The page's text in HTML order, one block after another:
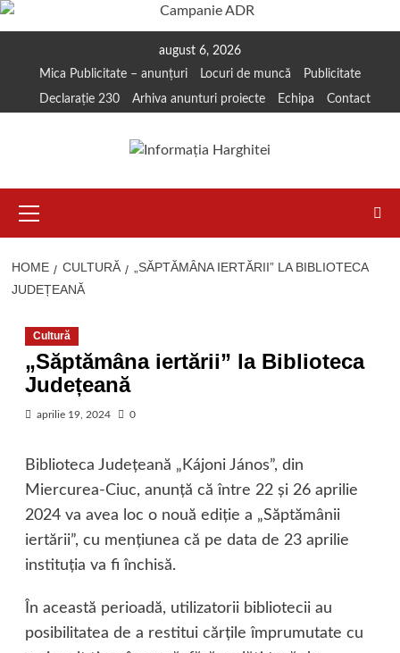
august 6, 2026
Mica Publicitate – anunțuri
Locuri de muncă
Publicitate
Declarație 230
Arhiva anunturi proiecte Echipa Contact
Menu
HOME CULTURĂ
„SĂPTĂMÂNA IERTĂRII” LA BIBLIOTECA
JUDEȚEANĂ
Cultură
„Săptămâna iertării” la Biblioteca
Județeană
aprilie 19, 2024 0
Biblioteca Judeţeană „Kájoni János”, din
Miercurea-Ciuc, anunță că între 22 și 26 aprilie
2024 va avea loc o nouă ediție a „Săptămânii
iertării”, cu mențiunea că pe data de 23 aprilie
instituția va fi închisă.
În această perioadă, utilizatorii bibliotecii au
posibilitatea de a restitui cărțile împrumutate cu